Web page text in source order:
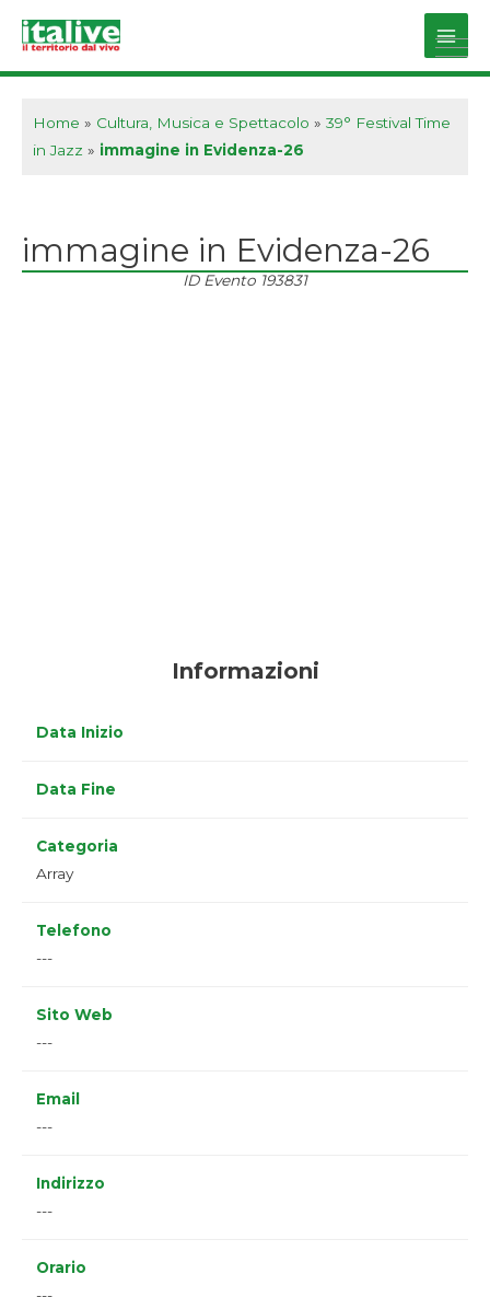
Main
Home » Cultura, Musica e Spettacolo » 39° Festival Time
in Jazz » immagine in Evidenza-26
immagine in Evidenza-26
ID Evento 193831
Informazioni
Data Inizio
Data Fine
Categoria
Array
Telefono
---
Sito Web
---
Email
---
Indirizzo
---
Orario